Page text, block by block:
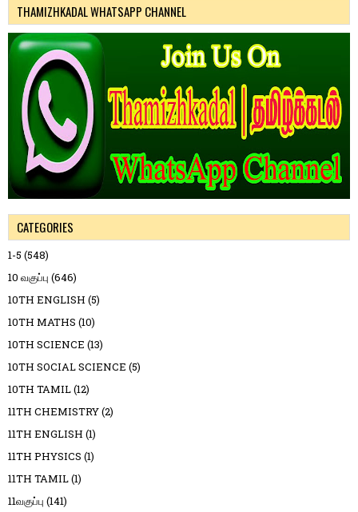
THAMIZHKADAL WHATSAPP CHANNEL
CATEGORIES
1-5 (548)
10 வகுப்பு (646)
10TH ENGLISH (5)
10TH MATHS (10)
10TH SCIENCE (13)
10TH SOCIAL SCIENCE (5)
10TH TAMIL(12)
11TH CHEMISTRY(2)
11TH ENGLISH (1)
11TH PHYSICS (1)
11TH TAMIL(1)
11வகுப்பு (141)